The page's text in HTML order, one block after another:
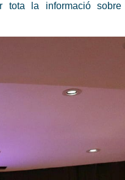
tota la informació